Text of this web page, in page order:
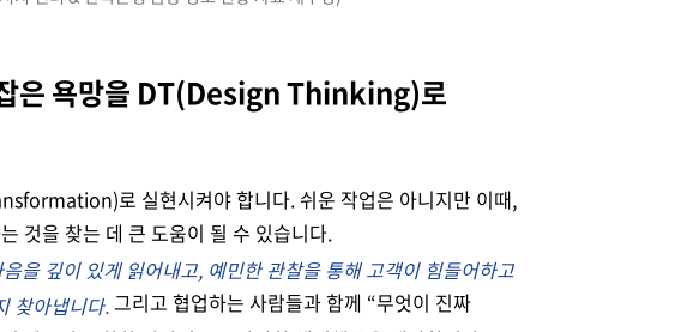
은 욕망을 DT(Design Thinking)로
로 실현시켜야 합니다. 쉬운 작업은 아니지만 이때,
것을 찾는 데 큰 도움이 될 수 있습니다.
을 깊이 있게 읽어내고, 예민한 관찰을 통해 고객이 힘들어하고
찾아냅니다. 그리고 협업하는 사람들과 함께 “무엇이 진짜